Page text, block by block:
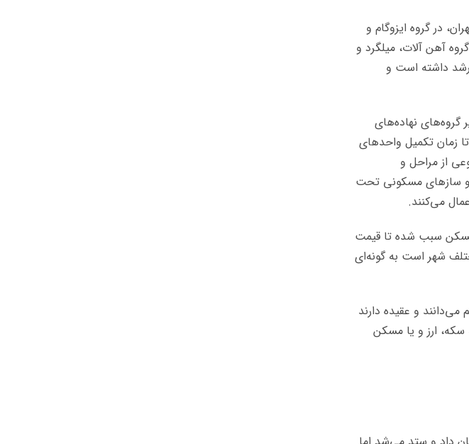
در گروه ایزوگام و
تابستان سال گذشته ۱۶۹ درصد رشد، گروه چوب ۱۰۸ درصد، گروه آهن آلات، میلگرد و
امسال در مقایسه با فصل مشابه پارسال با تورم ۹۴ درصد رشد داشته است و
گروه‌های نهاده‌های
زمان تکمیل واحدهای
از مراحل و
و سازهای مسکونی تحت
می‌کنند.
مسکن سبب شده تا قیمت
شهر است به گونه‌ای
و عقیده دارند
ارز و یا مسکن